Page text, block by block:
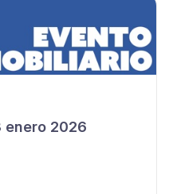
enero 2026